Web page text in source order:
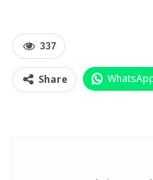
337
Share